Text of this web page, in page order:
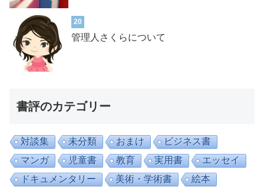
20
管理人さくらについて
書評のカテゴリー
対談集 未分類 おまけ
ビジネス書
マンガ
児童書 教育 実用書
エッセイ
ドキュメンタリー
美術・学術書
絵本